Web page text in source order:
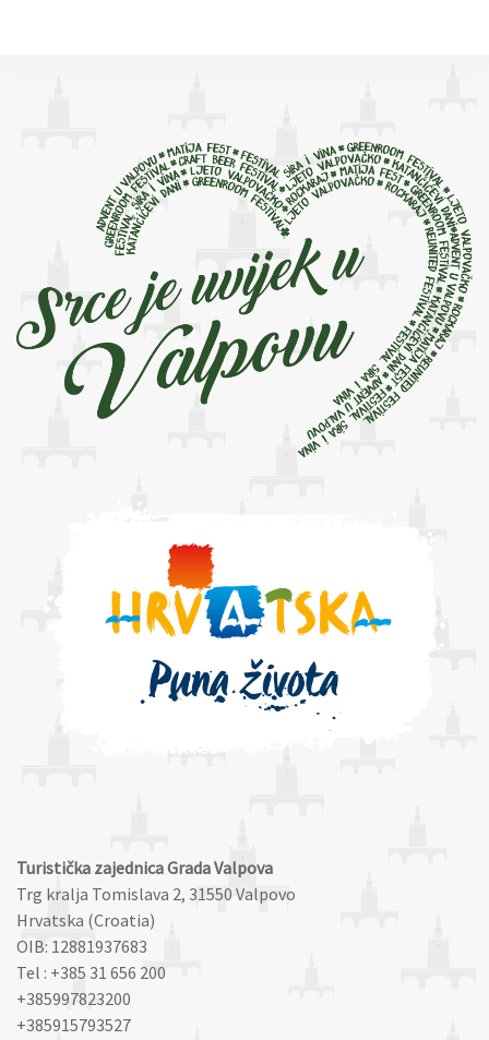
Turistička zajednica Grada Valpova
Trg kralja Tomislava 2, 31550 Valpovo
Hrvatska (Croatia)
OIB: 12881937683
Tel : +385 31 656 200
+385997823200
+385915793527